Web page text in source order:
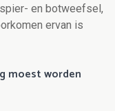
en botweefsel,
ervan is
moest worden